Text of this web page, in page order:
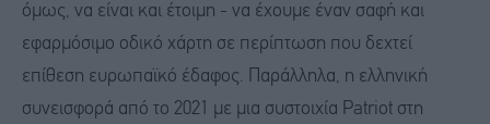
όμως, να είναι και έτοιμη - να έχουμε έναν σαφή και
εφαρμόσιμο οδικό χάρτη σε περίπτωση που δεχτεί
επίθεση ευρωπαϊκό έδαφος. Παράλληλα, η ελληνική
συνεισφορά από το 2021 με μια συστοιχία Patriot στη